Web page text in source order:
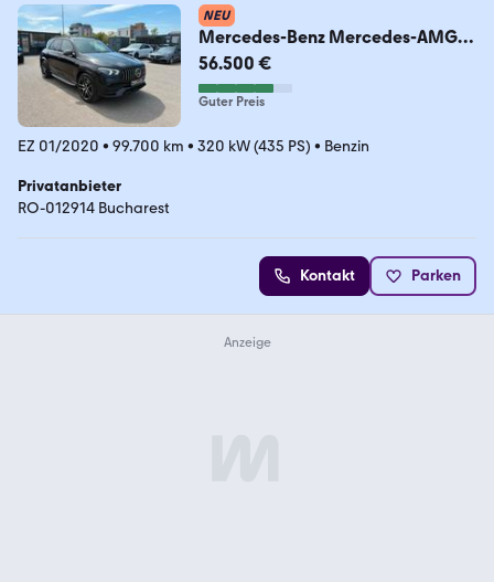
NEU
Mercedes-Benz Mercedes-AMG
GLE 53 4MATIC+ Distronic, HUD,
PANO
56.500 €
Guter Preis
EZ 01/2020 • 99.700 km • 320 kW (435 PS) • Benzin
Privatanbieter
RO-012914 Bucharest
Kontakt Parken